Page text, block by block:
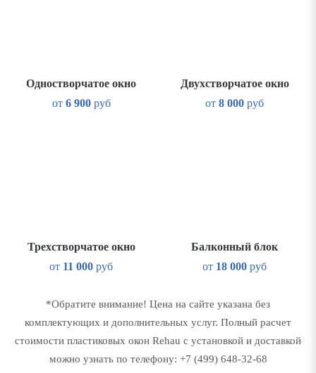
Одностворчатое окно
от 6 900руб
Двухстворчатое окно
от8 000 руб
Трехстворчатое окно
от 11 000 руб
Балконный блок
от 18 000 руб
*Обратите внимание! Цена на сайте указана без
комплектующих и дополнительных услуг. Полный расчет
стоимости пластиковых окон Rehau с установкой и доставкой
можно узнать по телефону: +7 (499) 648-32-68